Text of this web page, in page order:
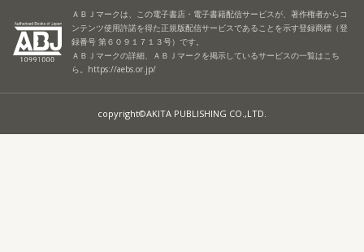
ＡＢＪマークは、この電子書店・電子書籍配信サービスが、著作権者からコ
ンテンツ使用許諾を得た正規版配信サービスであることを示す登録商標（登
録番号 第６０９１７１３号）です。
ＡＢＪマークの詳細、ＡＢＪマークを掲示しているサービスの一覧はこち
ら。 https://aebs.or.jp/
copyright©AKITA PUBLISHING CO.,LTD.